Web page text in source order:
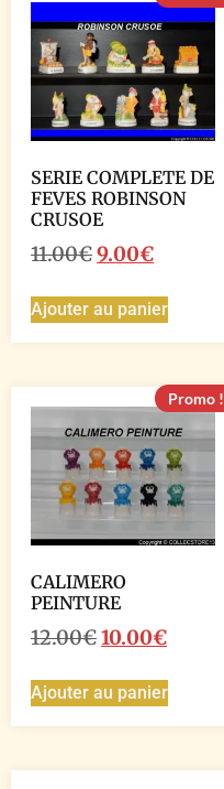
SERIE COMPLETE DE
FEVES ROBINSON
CRUSOE
11.00€9.00€
Ajouter au panier
Promo !
CALIMERO
PEINTURE
12.00€10.00€
Ajouter au panier